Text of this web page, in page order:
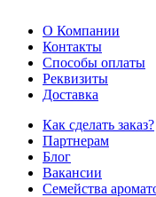
О Компании
Контакты
Способы оплаты
Реквизиты
Доставка
Как сделать заказ?
Партнерам
Блог
Вакансии
Семейства